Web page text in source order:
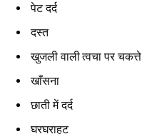
पेट दर्द
दस्त
खुजली वाली त्वचा पर चकत्ते
खाँसना
छाती में दर्द
घरघराहट